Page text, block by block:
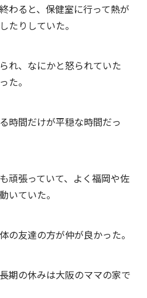
わると、保健室に行って熱が
たりしていた。
れ、なにかと怒られていた
た。
時間だけが平穏な時間だっ
頑張っていて、よく福岡や佐
いていた。
の友達の方が仲が良かった。
期の休みは大阪のママの家で